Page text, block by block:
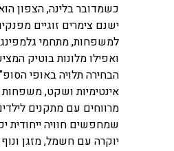
כשמדובר בלינה, הצפון
ישנם צימרים זוגיים
למשפחות, מתחמי
ואפילו מלונות בוטיק
הבחירה תלויה באופי
אינטימיות ושקט, משפחות
מרווחים עם מתקנים
שמחפשים חוויה ייחודית
יוקרה עם חשמל, מזגן